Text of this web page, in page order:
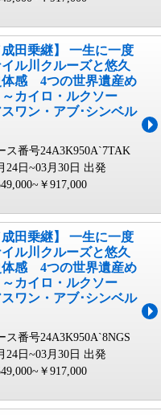
成田乗継】 一生に一度
ル川クルーズと悠久
体感 4つの世界遺産め
カイロ・ルクソー
ワン・アブ･シンベル
ス番号24A3K950A`7TAK
24日~03月30日 出発
￥917,000
成田乗継】 一生に一度
ル川クルーズと悠久
体感 4つの世界遺産め
カイロ・ルクソー
ワン・アブ･シンベル
ス番号24A3K950A`8NGS
24日~03月30日 出発
￥917,000